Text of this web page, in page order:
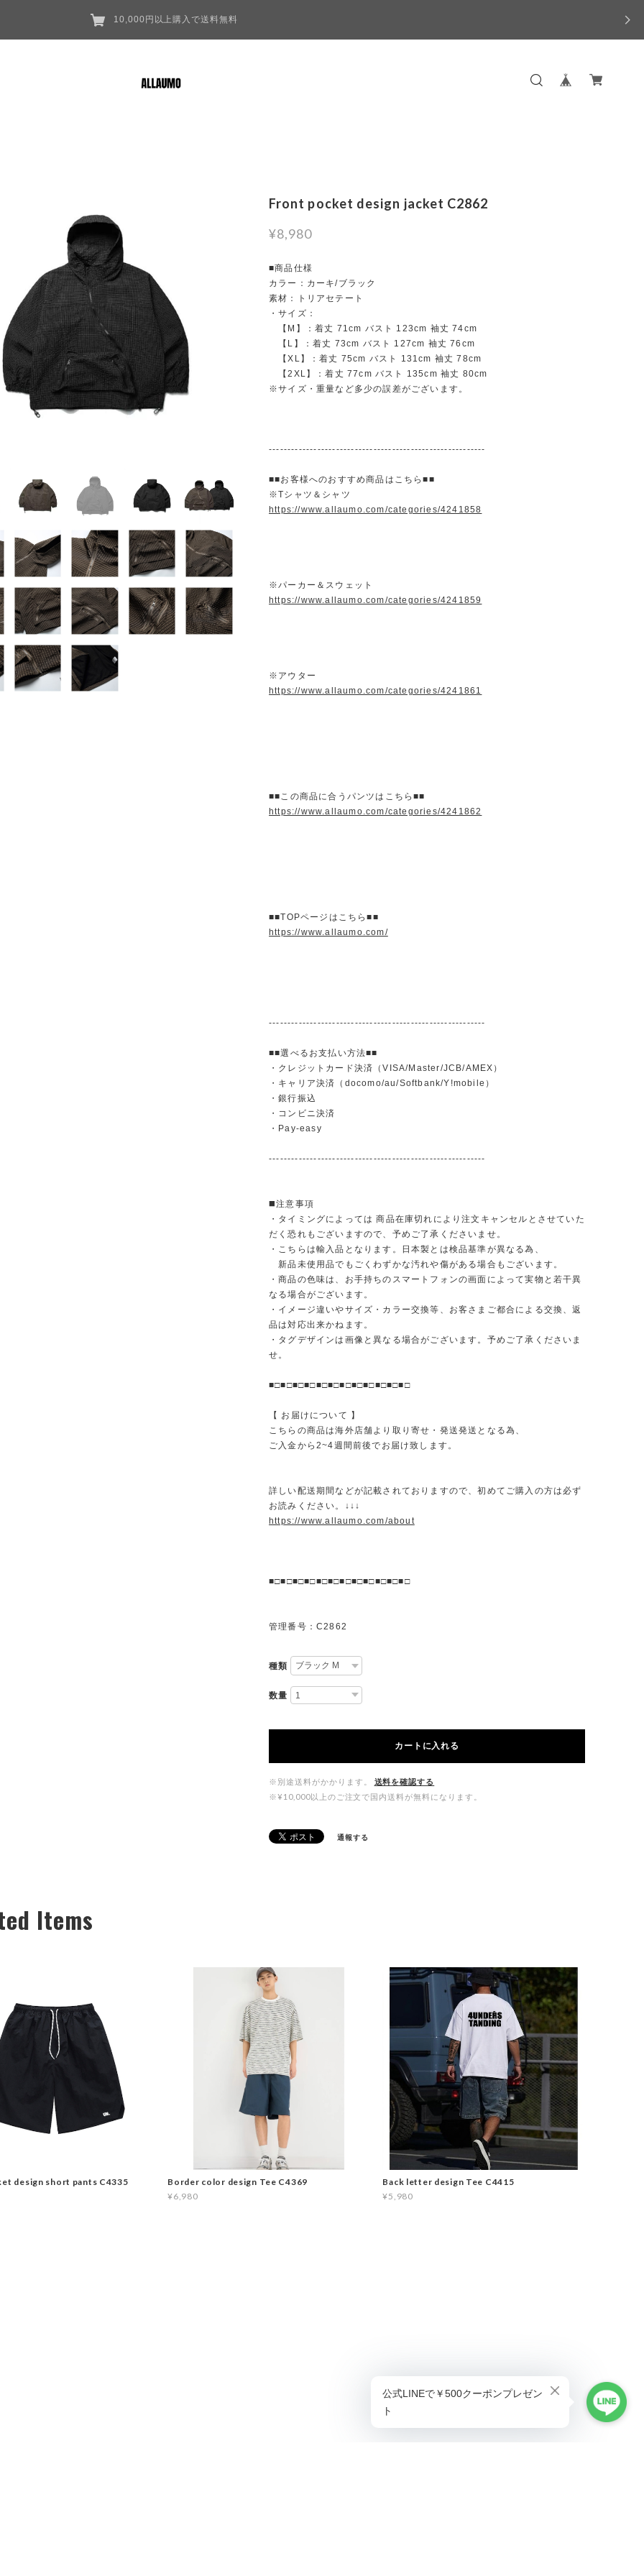
10,000円以上購入で送料無料
Front pocket design jacket C2862
¥8,980
■商品仕様
カラー：カーキ/ブラック
素材：トリアセテート
・サイズ：
【M】：着丈 71cm バスト 123cm 袖丈 74cm
【L】：着丈 73cm バスト 127cm 袖丈 76cm
【XL】：着丈 75cm バスト 131cm 袖丈 78cm
【2XL】：着丈 77cm バスト 135cm 袖丈 80cm
※サイズ・重量など多少の誤差がございます。
----------------------------------------------------------
■■お客様へのおすすめ商品はこちら■■
※Tシャツ＆シャツ
https://www.allaumo.com/categories/4241858
※パーカー＆スウェット
https://www.allaumo.com/categories/4241859
※アウター
https://www.allaumo.com/categories/4241861
■■この商品に合うパンツはこちら■■
https://www.allaumo.com/categories/4241862
■■TOPページはこちら■■
https://www.allaumo.com/
----------------------------------------------------------
■■選べるお支払い方法■■
・クレジットカード決済（VISA/Master/JCB/AMEX）
・キャリア決済（docomo/au/Softbank/Y!mobile）
・銀行振込
・コンビニ決済
・Pay-easy
----------------------------------------------------------
◼️注意事項
・タイミングによっては 商品在庫切れにより注文キャンセルとさせていた
だく恐れもございますので、予めご了承くださいませ。
・こちらは輸入品となります。日本製とは検品基準が異なる為、
新品未使用品でもごくわずかな汚れや傷がある場合もございます。
・商品の色味は、お手持ちのスマートフォンの画面によって実物と若干異
なる場合がございます。
・イメージ違いやサイズ・カラー交換等、お客さまご都合による交換、返
品は対応出来かねます。
・タグデザインは画像と異なる場合がございます。予めご了承くださいま
せ。
■□■□■□■□■□■□■□■□■□■□■□■□
【 お届けについて 】
こちらの商品は海外店舗より取り寄せ・発送発送となる為、
ご入金から2~4週間前後でお届け致します。
詳しい配送期間などが記載されておりますので、初めてご購入の方は必ず
お読みください。↓↓↓
https://www.allaumo.com/about
■□■□■□■□■□■□■□■□■□■□■□■□
管理番号：C2862
種類
数量
カートに入れる
※別途送料がかかります。
送料を確認する
※¥10,000以上のご注文で国内送料が無料になります。
通報する
Items
design short pants C4335
Border color design Tee C4369
¥6,980
Back letter design Tee C4415
¥5,980